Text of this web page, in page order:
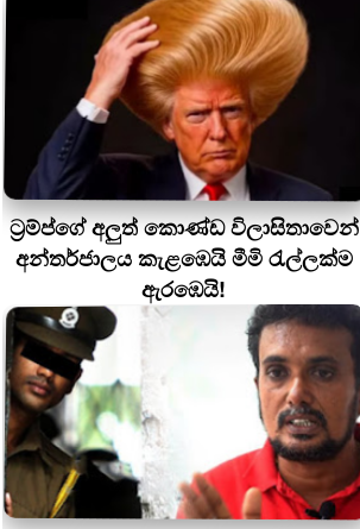
ට්‍රම්ප්ගේ අලුත් කොණ්ඩ විලාසිතාවෙන්
අන්තර්ජාලය කැළඹෙයි මීමි රැල්ලක්ම
ඇරඹෙයි!